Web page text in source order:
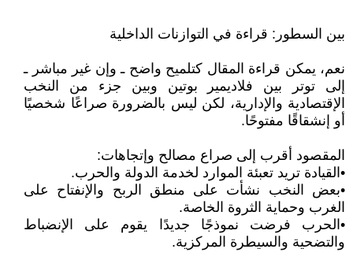
بين السطور: قراءة في التوازنات الداخلية
نعم، يمكن قراءة المقال كتلميح واضح ـ وإن غير مباشر ـ
إلى توتر بين فلاديمير بوتين وبين جزء من النخب
الإقتصادية والإدارية، لكن ليس بالضرورة صراعًا شخصيًا
أو إنشقاقًا مفتوحًا.
المقصود أقرب إلى صراع مصالح وإتجاهات:
•القيادة تريد تعبئة الموارد لخدمة الدولة والحرب.
•بعض النخب نشأت على منطق الربح والإنفتاح على
الغرب وحماية الثروة الخاصة.
•الحرب فرضت نموذجًا جديدًا يقوم على الإنضباط
والتضحية والسيطرة المركزية.